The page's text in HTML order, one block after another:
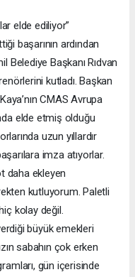
elde ediliyor”
başarının ardından
Başkanı Rıdvan
kutladı. Başkan
CMAS Avrupa
elde etmiş olduğu
uzun yıllardır
imza atıyorlar.
daha ekleyen
kutluyorum. Paletli
kolay değil.
büyük emekleri
sabahın çok erken
gün içerisinde